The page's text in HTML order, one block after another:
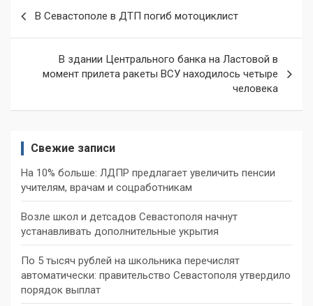
записям
В Севастополе в ДТП погиб мотоциклист
В здании Центрального банка на Ластовой в
момент прилета ракеты ВСУ находилось четыре
человека
Свежие записи
На 10% больше: ЛДПР предлагает увеличить пенсии
учителям, врачам и соцработникам
Возле школ и детсадов Севастополя начнут
устанавливать дополнительные укрытия
По 5 тысяч рублей на школьника перечислят
автоматически: правительство Севастополя утвердило
порядок выплат